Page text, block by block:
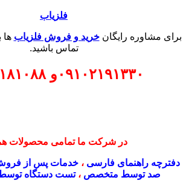
فلزیاب
برای مشاوره رایگانخرید و فروش فلزیاب ها
تماس باشید.
۰۹۱۰۲۱۹۱۳۳۰ و
در شرکت ما تمامی محصولات
دفترچه راهنمای فارسی ، خدمات پس از
صد توسط متخصص ،تست دستگاه